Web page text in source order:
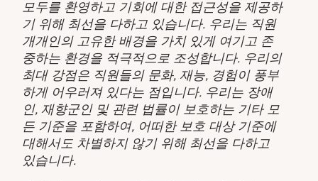
모두를 환영하고 기회에 대한 접근성을 제공하
기 위해 최선을 다하고 있습니다. 우리는 직원
개개인의 고유한 배경을 가치 있게 여기고 존
중하는 환경을 적극적으로 조성합니다. 우리의
최대 강점은 직원들의 문화, 재능, 경험이 풍부
하게 어우러져 있다는 점입니다. 우리는 장애
인, 재향군인 및 관련 법률이 보호하는 기타 모
든 기준을 포함하여, 어떠한 보호 대상 기준에
대해서도 차별하지 않기 위해 최선을 다하고
있습니다.